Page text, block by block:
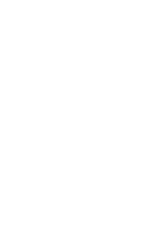
Argentina ao